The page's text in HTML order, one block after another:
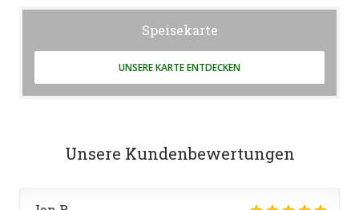
Unsere Kundenbewertungen
Speisekarte
UNSERE KARTE ENTDECKEN